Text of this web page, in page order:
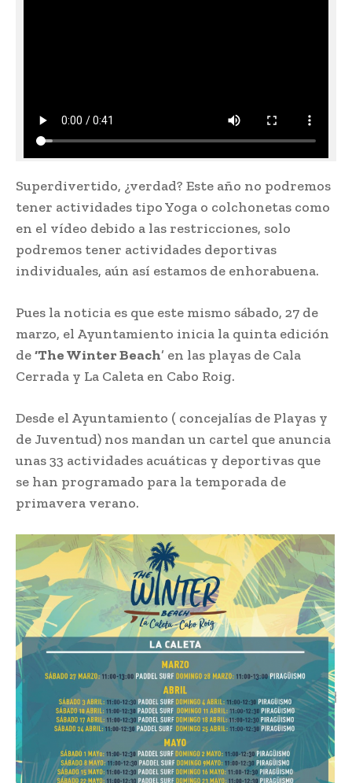
Superdivertido, ¿verdad? Este año no podremos
tener actividades tipo Yoga o colchonetas como
en el vídeo debido a las restricciones, solo
podremos tener actividades deportivas
individuales, aún así estamos de enhorabuena.
Pues la noticia es que este mismo sábado, 27 de
marzo, el Ayuntamiento inicia la quinta edición
de‘The Winter Beach’ en las playas de Cala
Cerrada y La Caleta en Cabo Roig.
Desde el Ayuntamiento ( concejalías de Playas y
de Juventud) nos mandan un cartel que anuncia
unas 33 actividades acuáticas y deportivas que
se han programado para la temporada de
primavera verano.